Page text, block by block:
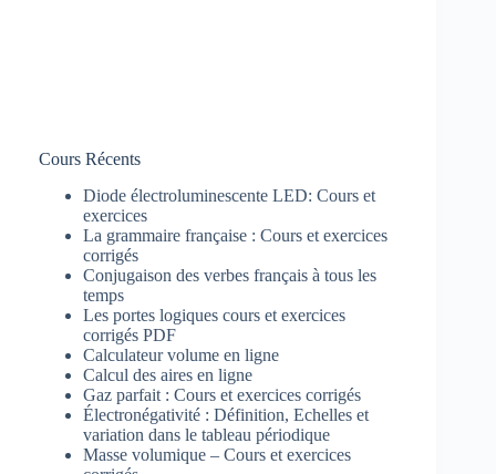
Cours Récents
Diode électroluminescente LED: Cours et
exercices
La grammaire française : Cours et exercices
corrigés
Conjugaison des verbes français à tous les
temps
Les portes logiques cours et exercices
corrigés PDF
Calculateur volume en ligne
Calcul des aires en ligne
Gaz parfait : Cours et exercices corrigés
Électronégativité : Définition, Echelles et
variation dans le tableau périodique
Masse volumique – Cours et exercices